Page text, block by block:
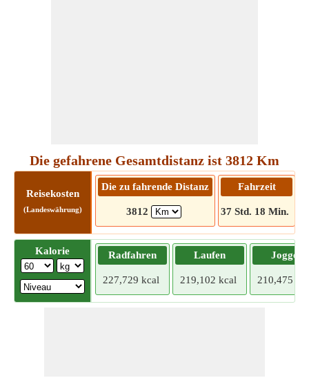
Die gefahrene Gesamtdistanz ist 3812 Km
Reisekosten
(Landeswährung)
Die zu fahrende Distanz
3812
Fahrzeit
37 Std. 18 Min.
Kalorie Radfahren
227,729 kcal
Laufen
219,102 kcal
Joggen
210,475